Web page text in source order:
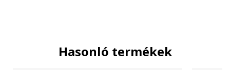
Hasonló termékek